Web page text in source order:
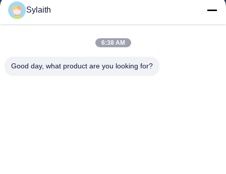
Producten
Videos
Fabrieksreis
Sylaith
6:38 AM
Good day, what product are you looking for?